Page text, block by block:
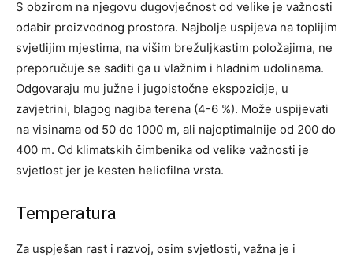
S obzirom na njegovu dugovječnost od velike je važnosti
odabir proizvodnog prostora. Najbolje uspijeva na toplijim
svjetlijim mjestima, na višim brežuljkastim položajima, ne
preporučuje se saditi ga u vlažnim i hladnim udolinama.
Odgovaraju mu južne i jugoistočne ekspozicije, u
zavjetrini, blagog nagiba terena (4-6 %). Može uspijevati
na visinama od 50 do 1000 m, ali najoptimalnije od 200 do
400 m. Od klimatskih čimbenika od velike važnosti je
svjetlost jer je kesten heliofilna vrsta.
Temperatura
Za uspješan rast i razvoj, osim svjetlosti, važna je i